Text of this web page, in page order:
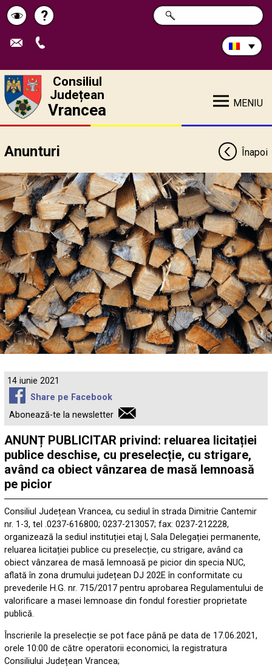
Schimbă
contrastul
Pagina
de
?
Caută
în
CAUTĂ
Consiliul
Județean
Vrancea MENIU
Anunturi Înapoi
14 iunie 2021
Share pe Facebook
Abonează-te la newsletter
ANUNȚ PUBLICITAR privind: reluarea licitației
publice deschise, cu preselecție, cu strigare,
având ca obiect vânzarea de masă lemnoasă
pe picior
Consiliul Județean Vrancea, cu sediul în strada Dimitrie Cantemir
nr. 1-3, tel .0237-616800; 0237-213057; fax: 0237-212228,
organizează la sediul instituției etaj l, Sala Delegației permanente,
reluarea licitației publice cu preselecție, cu strigare, având ca
obiect vânzarea de masă lemnoasă pe picior din specia NUC,
aflată în zona drumului județean DJ 202E în conformitate cu
prevederile H.G. nr. 715/2017 pentru aprobarea Regulamentului de
valorificare a masei lemnoase din fondul forestier proprietate
publică.
Înscrierile la preselecție se pot face până pe data de 17.06.2021,
orele 10:00 de către operatorii economici, la registratura
Consiliului Județean Vrancea;